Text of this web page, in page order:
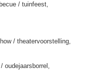
/ tuinfeest,
/ theatervoorstelling,
oudejaarsborrel,